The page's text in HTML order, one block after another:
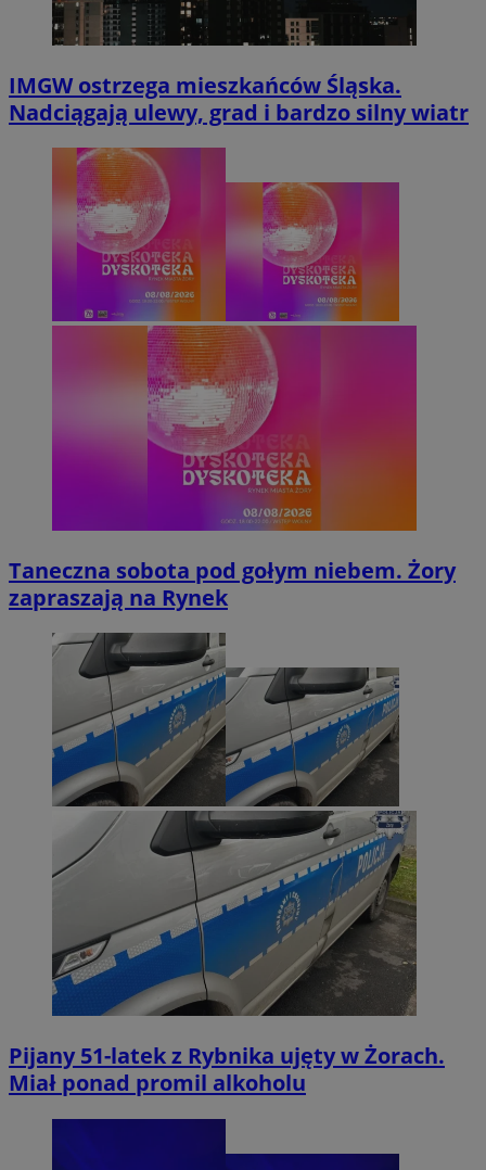
IMGW ostrzega mieszkańców Śląska.
Nadciągają ulewy, grad i bardzo silny wiatr
Taneczna sobota pod gołym niebem. Żory
zapraszają na Rynek
Pijany 51-latek z Rybnika ujęty w Żorach.
Miał ponad promil alkoholu